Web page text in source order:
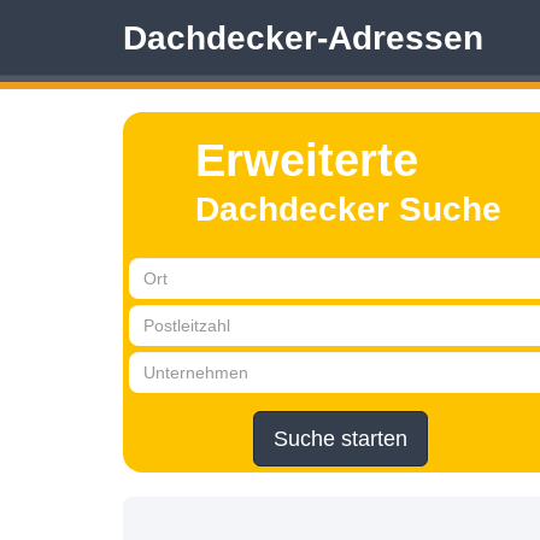
Dachdecker-Adressen
Erweiterte
Dachdecker Suche
Suche starten